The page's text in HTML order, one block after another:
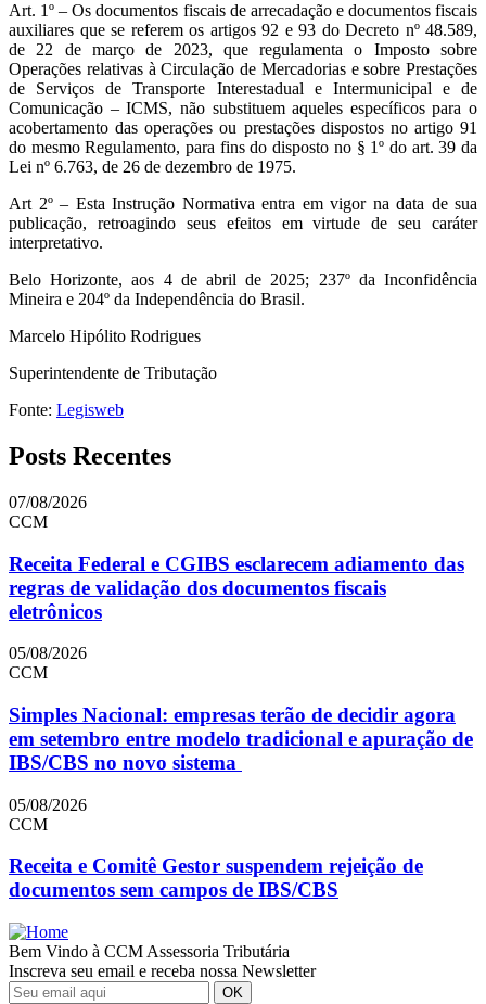
Art. 1º – Os documentos fiscais de arrecadação e documentos fiscais
auxiliares que se referem os artigos 92 e 93 do Decreto nº 48.589,
de 22 de março de 2023, que regulamenta o Imposto sobre
Operações relativas à Circulação de Mercadorias e sobre Prestações
de Serviços de Transporte Interestadual e Intermunicipal e de
Comunicação – ICMS, não substituem aqueles específicos para o
acobertamento das operações ou prestações dispostos no artigo 91
do mesmo Regulamento, para fins do disposto no § 1º do art. 39 da
Lei nº 6.763, de 26 de dezembro de 1975.
Art 2º – Esta Instrução Normativa entra em vigor na data de sua
publicação, retroagindo seus efeitos em virtude de seu caráter
interpretativo.
Belo Horizonte, aos 4 de abril de 2025; 237º da Inconfidência
Mineira e 204º da Independência do Brasil.
Marcelo Hipólito Rodrigues
Superintendente de Tributação
Fonte: Legisweb
Posts Recentes
07/08/2026
CCM
Receita Federal e CGIBS esclarecem adiamento das
regras de validação dos documentos fiscais
eletrônicos
05/08/2026
CCM
Simples Nacional: empresas terão de decidir agora
em setembro entre modelo tradicional e apuração de
IBS/CBS no novo sistema
05/08/2026
CCM
Receita e Comitê Gestor suspendem rejeição de
documentos sem campos de IBS/CBS
Bem Vindo à CCM Assessoria Tributária
Inscreva seu email e receba nossa Newsletter